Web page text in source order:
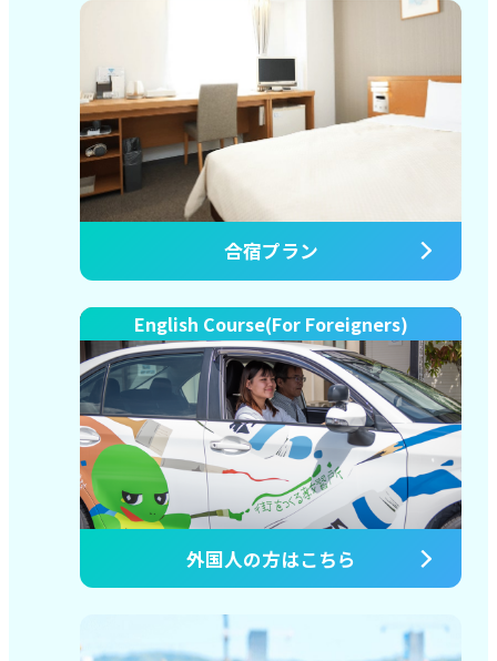
合宿プラン
English Course(For Foreigners)
外国人の方はこちら